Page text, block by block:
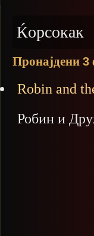
Ќорсокак
Пронајдени 3
Robin and
Робин и